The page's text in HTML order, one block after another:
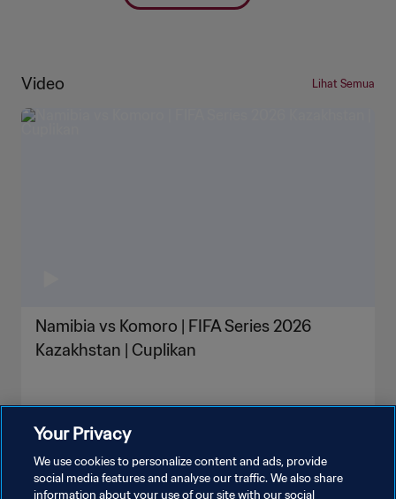
Video Lihat Semua
Namibia vs Komoro | FIFA Series 2026
Kazakhstan | Cuplikan
Your Privacy
We use cookies to personalize content and ads, provide
social media features and analyse our traffic. We also share
information about your use of our site with our social